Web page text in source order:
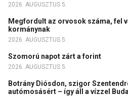
2026. AUGUSZTUS 5.
Megfordult az orvosok száma, fel
kormánynak
2026. AUGUSZTUS 5.
Szomorú napot zárt a forint
2026. AUGUSZTUS 5.
Botrány Diósdon, szigor
autómosásért – így áll a vízzel